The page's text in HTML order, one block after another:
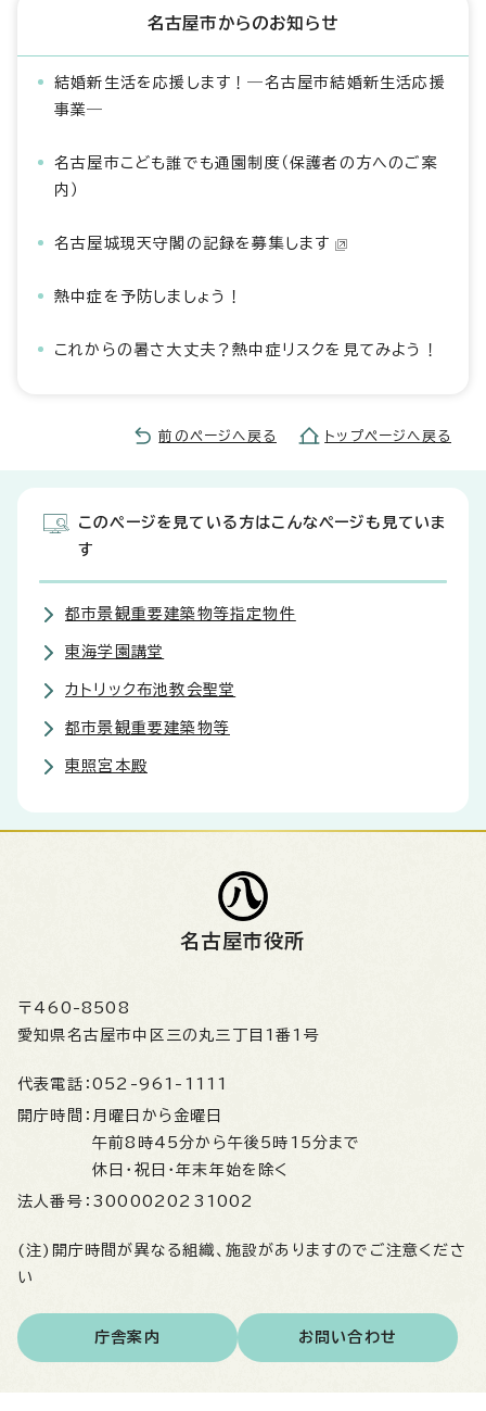
名古屋市からのお知らせ
結婚新生活を応援します！―名古屋市結婚新生活応援
事業―
名古屋市こども誰でも通園制度（保護者の方へのご案
内）
名古屋城現天守閣の記録を募集します
熱中症を予防しましょう！
これからの暑さ大丈夫？熱中症リスクを見てみよう！
前のページへ戻る トップページへ戻る
このページを見ている方はこんなページも見ていま
す
都市景観重要建築物等指定物件
東海学園講堂
カトリック布池教会聖堂
都市景観重要建築物等
東照宮本殿
名古屋市役所
〒460-8508
愛知県名古屋市中区三の丸三丁目1番1号
代表電話： 052-961-1111
開庁時間： 月曜日から金曜日
午前8時45分から午後5時15分まで
休日・祝日・年末年始を除く
法人番号： 3000020231002
(注)開庁時間が異なる組織、施設がありますのでご注意くださ
い
庁舎案内 お問い合わせ